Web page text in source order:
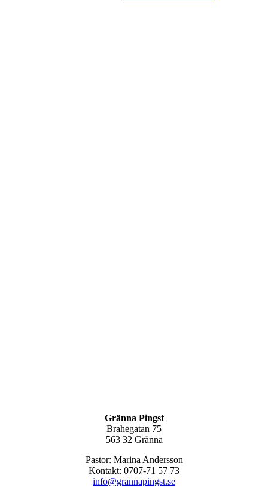
Gränna Pingst
Brahegatan 75
563 32 Gränna
Pastor: Marina Andersson
Kontakt: 0707-71 57 73
info@grannapingst.se